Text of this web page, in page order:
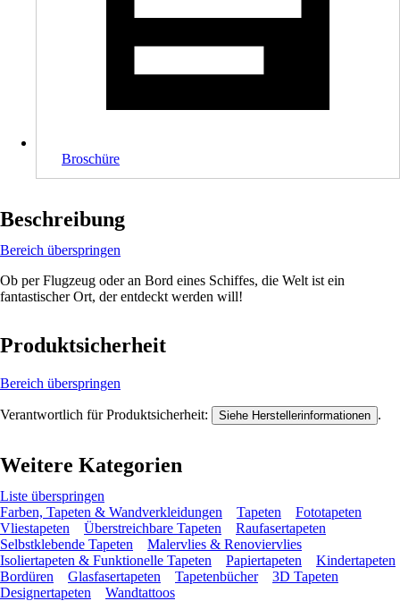
Broschüre
Beschreibung
Bereich überspringen
Ob per Flugzeug oder an Bord eines Schiffes, die Welt ist ein
fantastischer Ort, der entdeckt werden will!
Produktsicherheit
Bereich überspringen
Verantwortlich für Produktsicherheit: Siehe Herstellerinformationen .
Weitere Kategorien
Liste überspringen
Farben, Tapeten & Wandverkleidungen
Tapeten
Fototapeten
Vliestapeten
Überstreichbare Tapeten
Raufasertapeten
Selbstklebende Tapeten
Malervlies & Renoviervlies
Isoliertapeten & Funktionelle Tapeten
Papiertapeten
Kindertapeten
Bordüren
Glasfasertapeten Tapetenbücher
3D Tapeten
Designertapeten
Wandtattoos